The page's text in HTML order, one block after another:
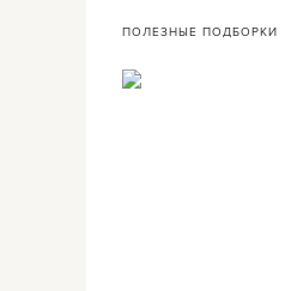
ПОЛЕЗНЫЕ ПОДБОРКИ